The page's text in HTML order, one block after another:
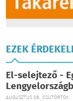
EZEK
El-selejtező -
AUGUSZTUS 06., CSÜTÖRTÖK